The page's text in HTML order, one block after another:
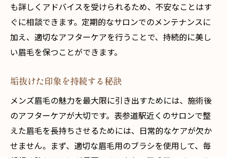
も詳しくアドバイスを受けられるため、不安なことはす
ぐに相談できます。定期的なサロンでのメンテナンスに
加え、適切なアフターケアを行うことで、持続的に美し
い眉毛を保つことができます。
垢抜けた印象を持続する秘訣
メンズ眉毛の魅力を最大限に引き出すためには、施術後
のアフターケアが大切です。表参道駅近くのサロンで整
えた眉毛を長持ちさせるためには、日常的なケアが欠か
せません。まず、適切な眉毛用のブラシを使用して、毎